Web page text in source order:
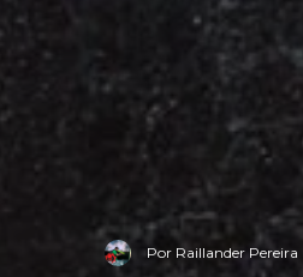
Por Raillander Pereira